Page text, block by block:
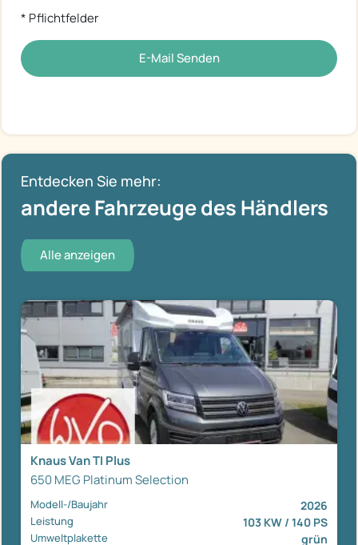
* Pflichtfelder
E-Mail Senden
Entdecken Sie mehr:
andere Fahrzeuge des Händlers
Alle anzeigen
Knaus Van TI Plus
650 MEG Platinum Selection
Modell-/Baujahr 2026
Leistung 103 KW / 140 PS
Umweltplakette grün